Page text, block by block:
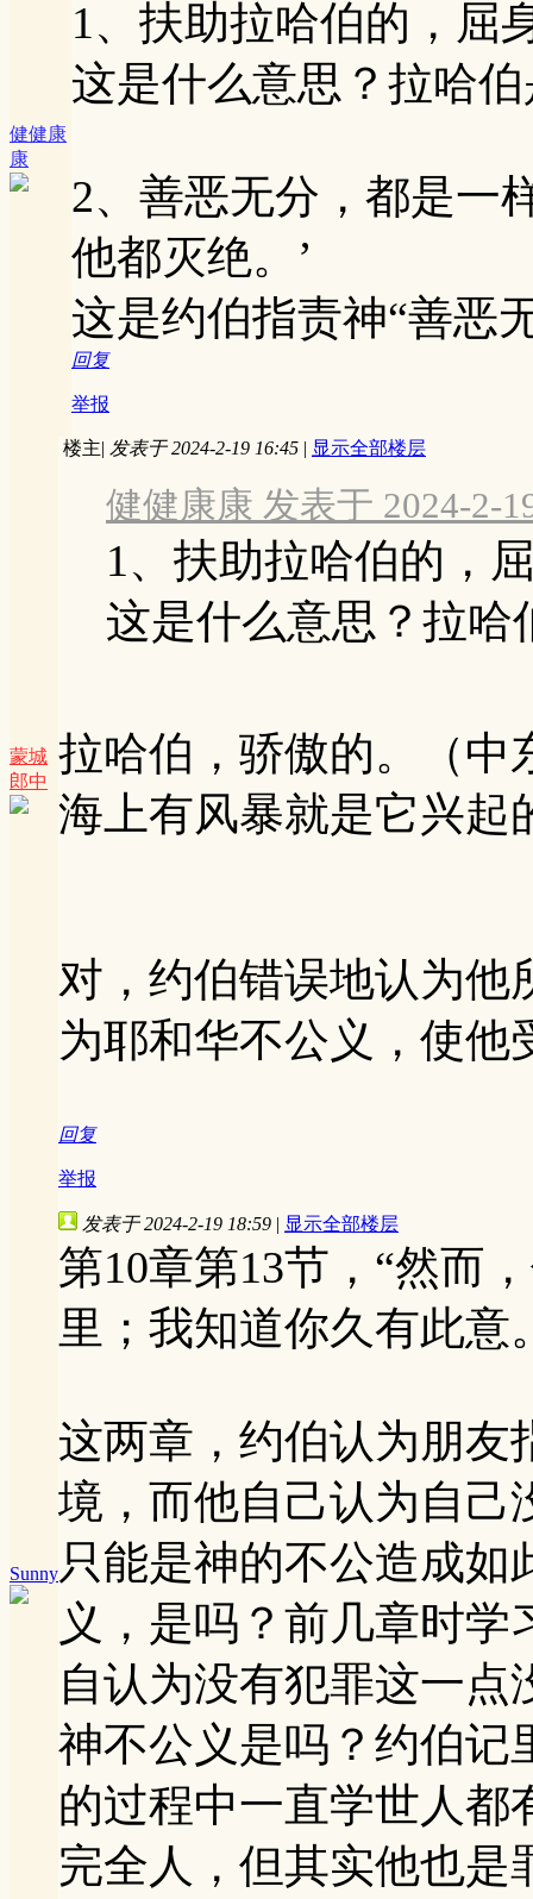
健健康
康
1、扶助拉哈伯的，屈
这是什么意思？拉哈
2、善恶无分，都是一
他都灭绝。’
这是约伯指责神“善恶
回复
举报
蒙城
郎中
楼主| 发表于 2024-2-19 16:45 | 显示全部楼层
健健康康 发表于 2024-2-
1、扶助拉哈伯的，
这是什么意思？拉哈
拉哈伯，骄傲的。（中
海上有风暴就是它兴起
对，约伯错误地认为他
为耶和华不公义，使他
回复
举报
Sunny
发表于 2024-2-19 18:59 | 显示全部楼层
第10章第13节，“然而
里；我知道你久有此意
这两章，约伯认为朋友
境，而他自己认为自己
只能是神的不公造成
义，是吗？前几章时
自认为没有犯罪这一
神不公义是吗？约伯记
的过程中一直学世人都
完全人，但其实他也是